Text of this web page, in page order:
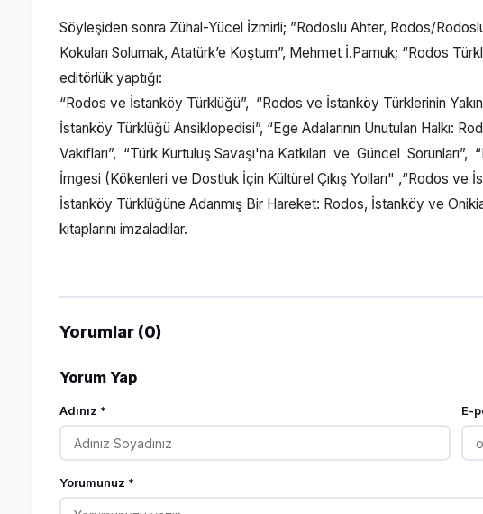
Söyleşiden sonra Zühal-Yücel İzmirli; ”Rodoslu Ahter, Rodos/
Kokuları Solumak, Atatürk’e Koştum”, Mehmet İ.Pamuk; “Rodos
editörlük yaptığı:
“Rodos ve İstanköy Türklüğü”, “Rodos ve İstanköy Türklerinin
İstanköy Türklüğü Ansiklopedisi”, “Ege Adalarının Unutulan Halkı:
Vakıfları”, “Türk Kurtuluş Savaşı'na Katkıları ve Güncel
İmgesi (Kökenleri ve Dostluk İçin Kültürel Çıkış Yolları" ,“Rodos
İstanköy Türklüğüne Adanmış Bir Hareket: Rodos, İstanköy ve
kitaplarını imzaladılar.
Yorumlar (0)
Yorum Yap
Adınız * E-
Yorumunuz *